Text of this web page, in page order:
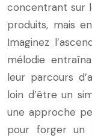
concentrant sur
produits, mais
Imaginez
mélodie
leur parcours
loin d’être un
une approche
pour forger un